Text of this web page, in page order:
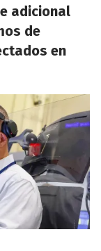
adicional
de
en